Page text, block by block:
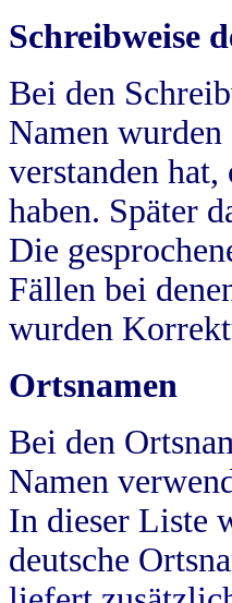
Schreibweise
Bei den
Namen
verstanden hat,
haben. Später
Die
Fällen bei
wurden
Ortsnamen
Bei den
Namen
In dieser Liste
deutsche